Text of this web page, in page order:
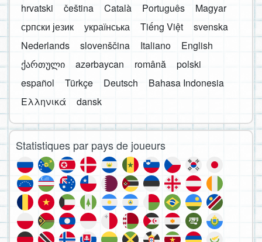
hrvatski
čeština Català Português
Magyar
српски језик
українська Tiếng Việt
svenska
Nederlands
slovenščina Italiano
English
ქართული
azərbaycan română
polski
español
Türkçe Deutsch
Bahasa Indonesia
Ελληνικά
dansk
Statistiques par pays de joueurs